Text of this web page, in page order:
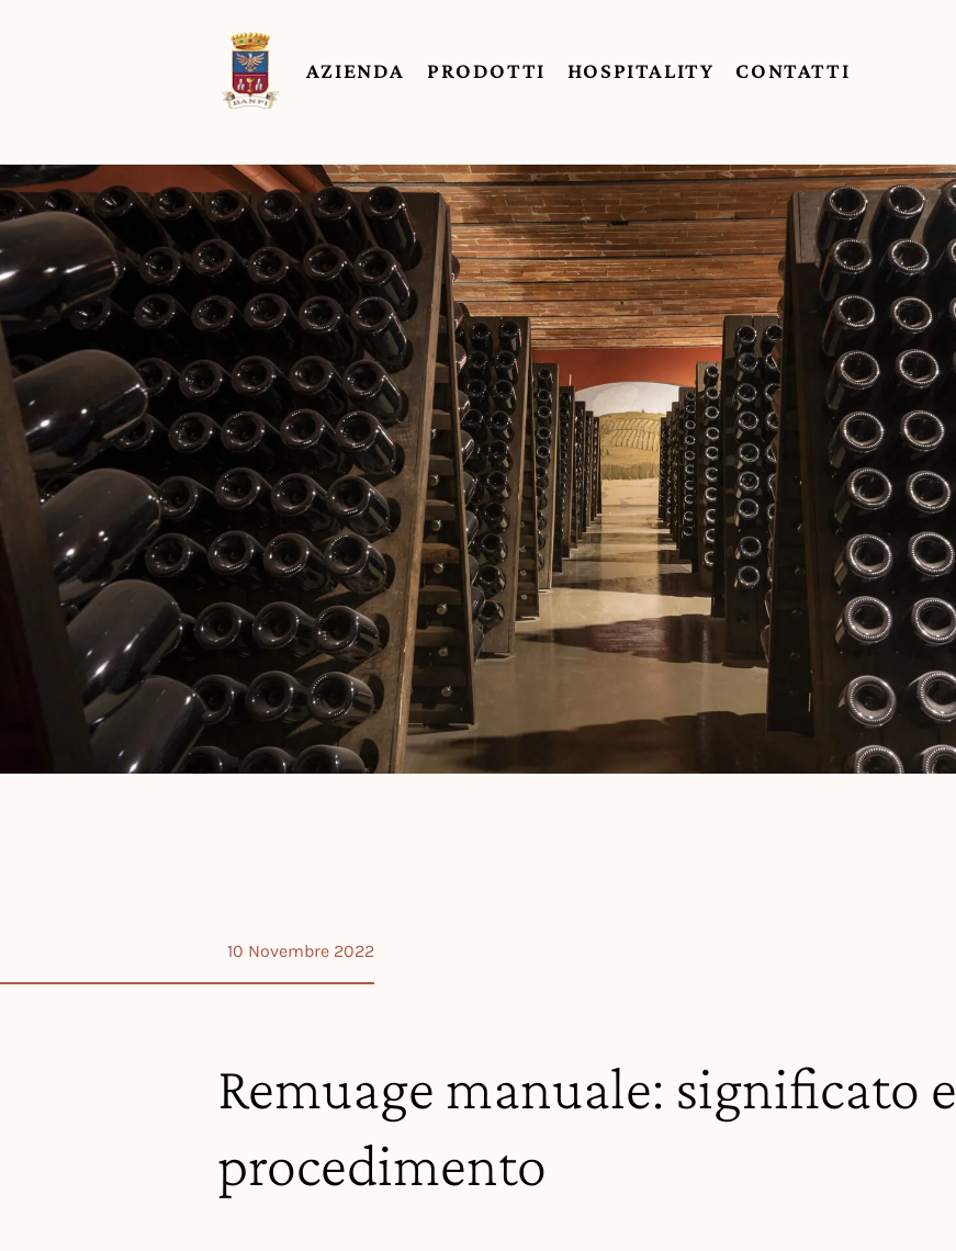
AZIENDA PRODOTTI HOSPITALITY CONTATTI
10 Novembre 2022
Remuage manuale: significato e
procedimento